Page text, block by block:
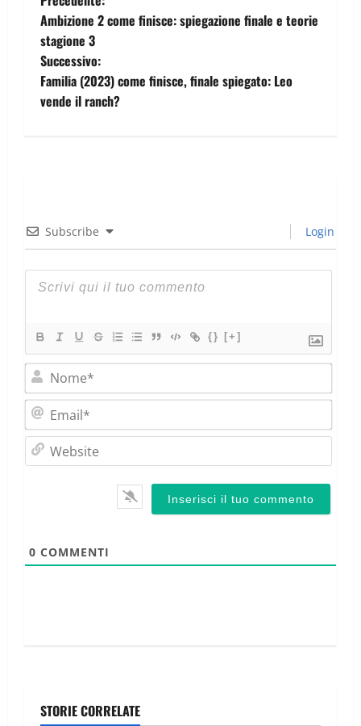
Ambizione 2 come finisce: spiegazione finale e teorie
stagione 3
Successivo:
Familia (2023) come finisce, finale spiegato: Leo
vende il ranch?
Subscribe Login
{} [+]
0 COMMENTI
STORIE CORRELATE